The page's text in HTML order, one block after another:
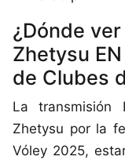
¿Dónde
Zhetysu
de Clubes
La transmisión
Zhetysu por la
Vóley 2025,